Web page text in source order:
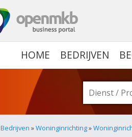
HOME BEDRIJVEN
Bedrijven »Woninginrichting»